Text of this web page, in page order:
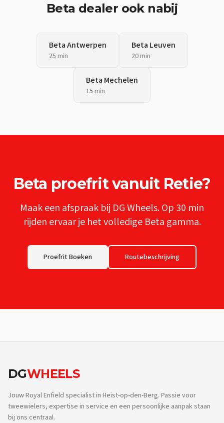
Beta dealer ook nabij
BetaAntwerpen
25 min
Beta Leuven
20 min
Beta Mechelen
15 min
Beta proefrit vanuit Retie?
Maak een afspraak bij DG Wheels. Op 30 min
rijden ervaar je het volledige Beta gamma.
Proefrit Boeken Routebeschrijving
DGWHEELS
Jouw Royal Enfield specialist in Heist-op-den-Berg. Passie voor
tweewielers, expertise in service en een persoonlijke aanpak staan
bij ons centraal.